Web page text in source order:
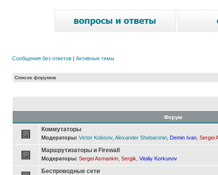
Сообщения без ответов | Активные темы
Список форумов
Форум
Коммутаторы
Модераторы: Victor Kolosov, Alexander Shebaronin Demin Ivan Sergei
Маршрутизаторы и Firewall
Модераторы: Sergei Asmankin Sergik Vitaliy Korkunov
Беспроводные сети